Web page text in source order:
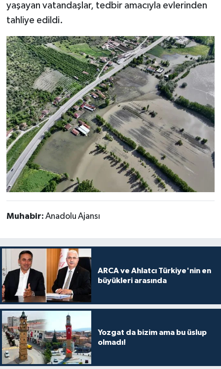
yaşayan vatandaşlar, tedbir amacıyla evlerinden
tahliye edildi.
Muhabir: Anadolu Ajansı
ARCA ve Ahlatcı Türkiye'nin en
büyükleri arasında
Yozgat da bizim ama bu üslup
olmadı!